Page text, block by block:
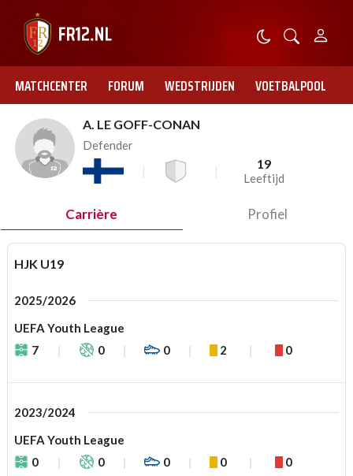
MATCHCENTER FORUM WEDSTRIJDEN VOETBALPOOL
A. LE GOFF-CONAN
Defender
19
Leeftijd
Carrière Profiel
HJK U19
2025/2026
UEFA Youth League
7
0 0 2 0
2023/2024
UEFA Youth League
0
0 0 0 0